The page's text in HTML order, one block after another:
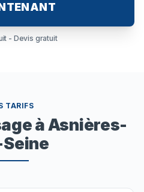
- Devis gratuit
TARIFS
à Asnières-